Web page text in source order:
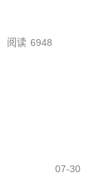
阅读 6948
07-30